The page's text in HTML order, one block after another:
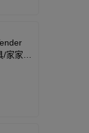
/家家